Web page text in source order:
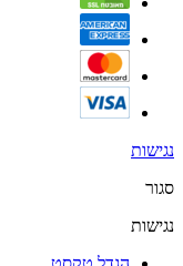
נגישות
סגור
נגישות